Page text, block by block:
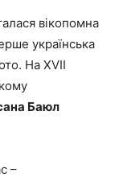
вікопомна
українська
На XVII
Баюл
–